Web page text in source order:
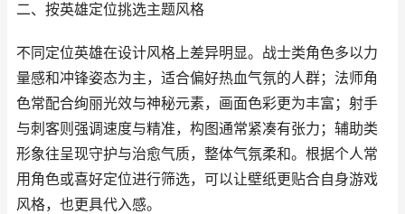
二、按英雄定位挑选主题风格
不同定位英雄在设计风格上差异明显。战士类角色多以力
量感和冲锋姿态为主，适合偏好热血气氛的人群；法师角
色常配合绚丽光效与神秘元素，画面色彩更为丰富；射手
与刺客则强调速度与精准，构图通常紧凑有张力；辅助类
形象往呈现守护与治愈气质，整体气氛柔和。根据个人常
用角色或喜好定位进行筛选，可以让壁纸更贴合自身游戏
风格，也更具代入感。